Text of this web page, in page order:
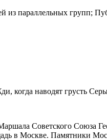
из параллельных групп;
когда наводят грусть
Советского Союза
в Москве. Памятники